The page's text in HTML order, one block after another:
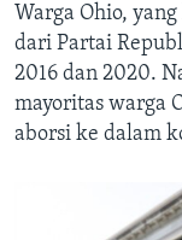
Warga Ohio,
dari Partai
2016 dan 2020.
mayoritas warga
aborsi ke dalam